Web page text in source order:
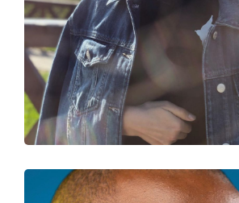
Μήκος βραχίονα:
Γέφυρα:
Βάρος:
Ρυθμιζόμενα μαξιλάρια μύτης:
Αξεσουάρ
Παρέχονται με θήκη:
Πανί καθαρισμού: